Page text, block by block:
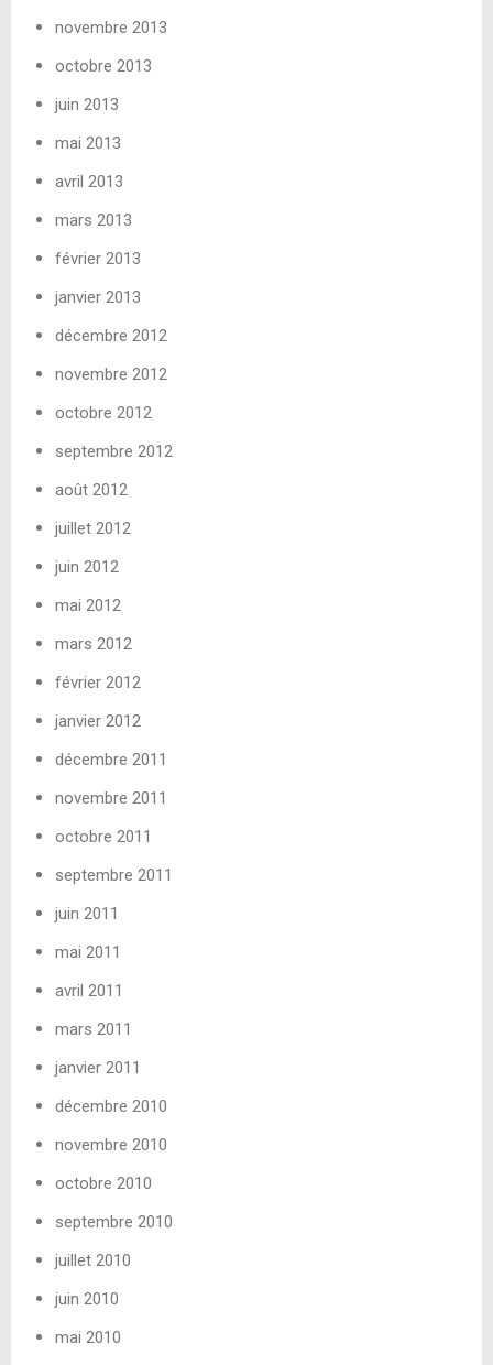
novembre 2013
octobre 2013
juin 2013
mai 2013
avril 2013
mars 2013
février 2013
janvier 2013
décembre 2012
novembre 2012
octobre 2012
septembre 2012
août 2012
juillet 2012
juin 2012
mai 2012
mars 2012
février 2012
janvier 2012
décembre 2011
novembre 2011
octobre 2011
septembre 2011
juin 2011
mai 2011
avril 2011
mars 2011
janvier 2011
décembre 2010
novembre 2010
octobre 2010
septembre 2010
juillet 2010
juin 2010
mai 2010